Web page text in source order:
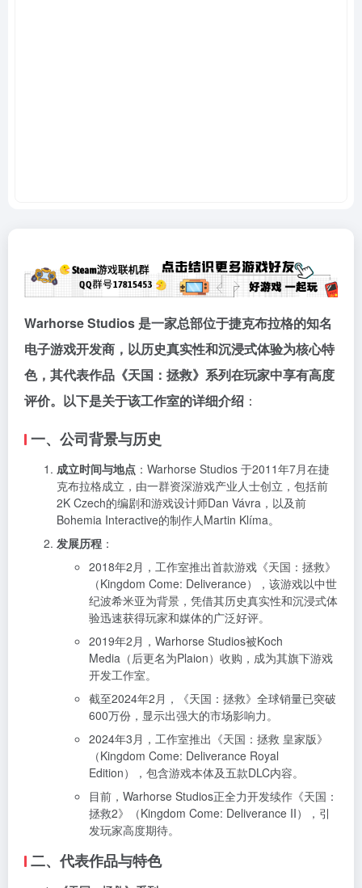
Warhorse Studios 是一家总部位于捷克布拉格的知名
电子游戏开发商，以历史真实性和沉浸式体验为核心特
色，其代表作品《天国：拯救》系列在玩家中享有高度
评价。以下是关于该工作室的详细介绍 ：
一、公司背景与历史
成立时间与地点 ：Warhorse Studios 于2011年7月在捷
克布拉格成立，由一群资深游戏产业人士创立，包括前
2K Czech的编剧和游戏设计师Dan Vávra，以及前
Bohemia Interactive的制作人Martin Klíma。
发展历程 ：
2018年2月，工作室推出首款游戏《天国：拯救》
（Kingdom Come: Deliverance），该游戏以中世
纪波希米亚为背景，凭借其历史真实性和沉浸式体
验迅速获得玩家和媒体的广泛好评。
2019年2月，Warhorse Studios被Koch
Media（后更名为Plaion）收购，成为其旗下游戏
开发工作室。
截至2024年2月，《天国：拯救》全球销量已突破
600万份，显示出强大的市场影响力。
2024年3月，工作室推出《天国：拯救 皇家版》
（Kingdom Come: Deliverance Royal
Edition），包含游戏本体及五款DLC内容。
目前，Warhorse Studios正全力开发续作《天国：
拯救2》（Kingdom Come: Deliverance II），引
发玩家高度期待。
二、代表作品与特色